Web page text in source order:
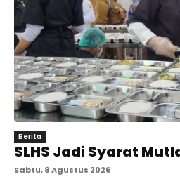
Berita
SLHS Jadi Syarat
Sabtu, 8 Agustus 2026